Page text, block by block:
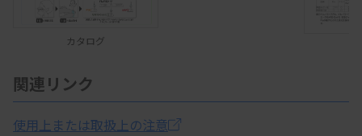
カタログ
関連リンク
使用上または取扱上の注意